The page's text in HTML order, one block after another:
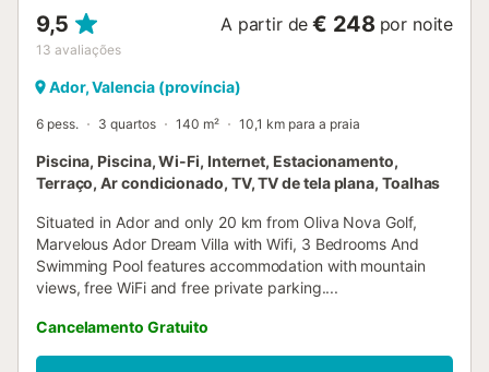
9,5
13 avaliações
A partir de € 248 por noite
Ador, Valencia (província)
6 pess. 3 quartos 140 m² 10,1 km para a praia
Piscina, Piscina, Wi-Fi, Internet, Estacionamento,
Terraço, Ar condicionado, TV, TV de tela plana, Toalhas
Situated in Ador and only 20 km from Oliva Nova Golf,
Marvelous Ador Dream Villa with Wifi, 3 Bedrooms And
Swimming Pool features accommodation with mountain
views, free WiFi and free private parking....
Cancelamento Gratuito